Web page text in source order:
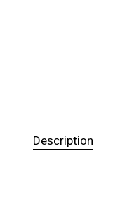
Description